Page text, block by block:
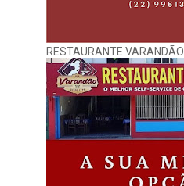
RESTAURANTE VARANDÃO